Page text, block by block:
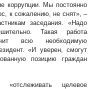
коррупции. Мы постоянно
к сожалению, не снят», –
заседания. «Надо
Такая работа
всю необходимую
«И уверен, смогут
позицию граждан
целевое